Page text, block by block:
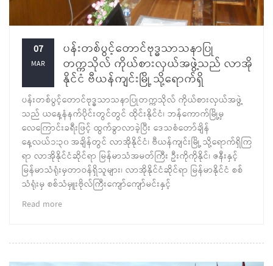
07
MAR
ပန်းတစ်ပွင့်တောင်ဗုဒ္ဓသာသနာပြု
တက္ကသိုလ် ကိုယ်စားလှယ်အဖွဲ့သည် လာအို
နိုင်ငံ ဗီယန်ကျင်းမြို့ သို့ရောက်ရှိ
ပန်းတစ်ပွင့်တောင်ဗုဒ္ဓသာသနာပြုတက္ကသိုလ် ကိုယ်စားလှယ်အဖွဲ့
သည် ယနေ့နံနက်ပိုင်းတွင်တွင် ထိုင်းနိုင်ငံ၊ ဘန်ကောက်မြို့မှ
လေကြောင်းခရီးဖြင့် ထွက်ခွာလာခဲ့ပြီး ဒေသစံတော်ချိန်
နေ့လယ်၁:၃၀ အချိန်တွင် လာအိုနိုင်ငံ၊ ဗီယန်ကျင်းမြို့ သို့ရောက်ရှိကြ
ရာ လာအိုနိုင်ငံဆိုင်ရာ မြန်မာသံအမတ်ကြီး ဦးကိုကိုနိုင်၊ ဇနီးနှင့်
မြန်မာသံရုံးမှတာဝန်ရှိသူများ၊ လာအိုနိုင်ငံဆိုင်ရာ မြန်မာနိုင်ငံ စစ်
သံရုံးမှ စစ်သံမှူးဗိုလ်ကြီးကျော်ကျော်မင်းနှင့်
Read more